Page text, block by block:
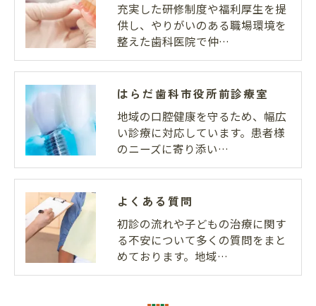
充実した研修制度や福利厚生を提
供し、やりがいのある職場環境を
整えた歯科医院で仲…
はらだ歯科市役所前診療室
地域の口腔健康を守るため、幅広
い診療に対応しています。患者様
のニーズに寄り添い…
よくある質問
初診の流れや子どもの治療に関す
る不安について多くの質問をまと
めております。地域…